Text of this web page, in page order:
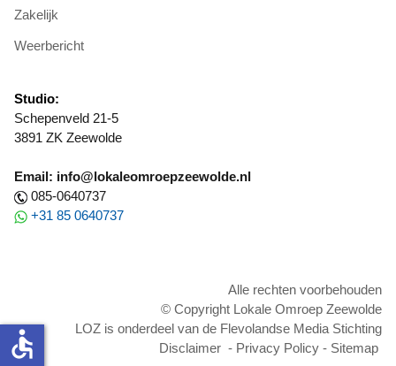
Zakelijk
Weerbericht
Studio:
Schepenveld 21-5
3891 ZK Zeewolde
Email: info@lokaleomroepzeewolde.nl
085-0640737
+31 85 0640737
Alle rechten voorbehouden
© Copyright Lokale Omroep Zeewolde
LOZ is onderdeel van de Flevolandse Media Stichting
Disclaimer - Privacy Policy - Sitemap
accessible